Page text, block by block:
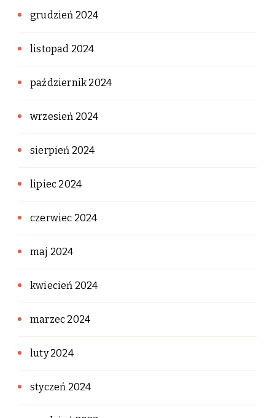
grudzień 2024
listopad 2024
październik 2024
wrzesień 2024
sierpień 2024
lipiec 2024
czerwiec 2024
maj 2024
kwiecień 2024
marzec 2024
luty 2024
styczeń 2024